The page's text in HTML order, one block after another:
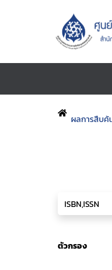
ผลการสืบค้
ตัวกรอง